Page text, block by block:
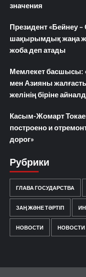
значения
Президент «Бейнеу
шақырымдық жаңа
жоба деп атады
Мемлекет басшысы:
мен Азияны
желінің біріне
Касым-Жомарт
построено и
дорог»
Рубрики
ГЛАВА ГОСУДАРСТВА
ЗАҢ ЖӘНЕ ТӘРТІП
НОВОСТИ НОВОСТИ